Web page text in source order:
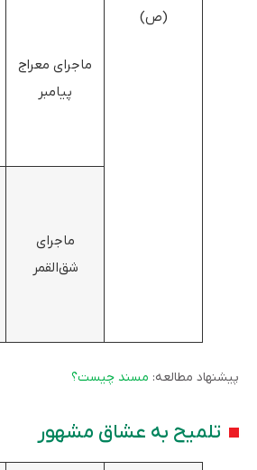
(ص)
ماجرای معراج
پیامبر
ماجرای
شق‌القمر
پیشنهاد مطالعه: مسند چیست؟
تلمیح به عشاق مشهور